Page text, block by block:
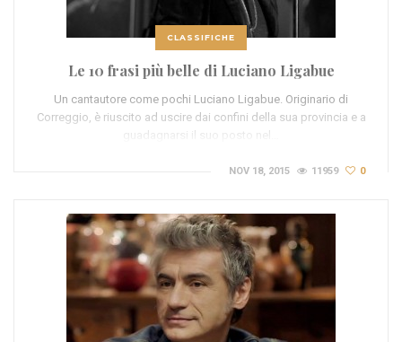
CLASSIFICHE
Le 10 frasi più belle di Luciano Ligabue
Un cantautore come pochi Luciano Ligabue. Originario di
Correggio, è riuscito ad uscire dai confini della sua provincia e a
guadagnarsi il suo posto nel…
NOV 18, 2015 11959 0